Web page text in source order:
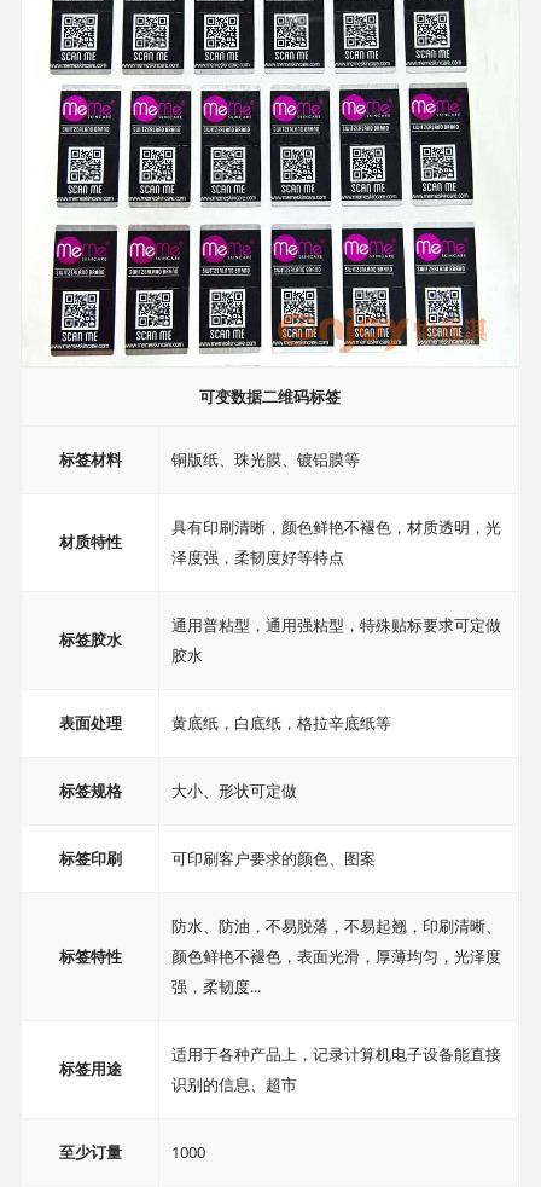
可变数据二维码标签
标签材料 铜版纸、珠光膜、镀铝膜等
材质特性
具有印刷清晰，颜色鲜艳不褪色，材质透明，光
泽度强，柔韧度好等特点
标签胶水
通用普粘型，通用强粘型，特殊贴标要求可定做
胶水
表面处理 黄底纸，白底纸，格拉辛底纸等
标签规格 大小、形状可定做
标签印刷 可印刷客户要求的颜色、图案
标签特性
防水、防油，不易脱落，不易起翘，印刷清晰、
颜色鲜艳不褪色，表面光滑，厚薄均匀，光泽度
强，柔韧度...
标签用途
适用于各种产品上，记录计算机电子设备能直接
识别的信息、超市
至少订量 1000